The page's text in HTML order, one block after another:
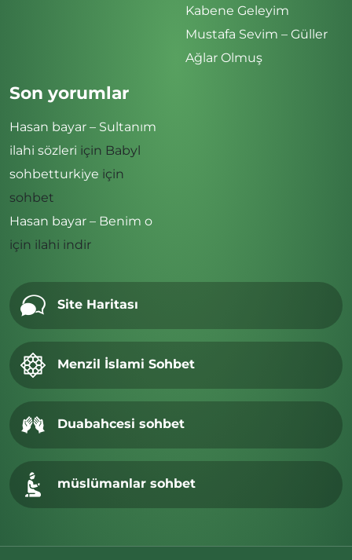
Kabene Geleyim
Mustafa Sevim – Güller
Ağlar Olmuş
Son yorumlar
Hasan bayar – Sultanım
ilahi sözleri için Babyl
sohbetturkiye için
sohbet
Hasan bayar – Benim o
için ilahi indir
Site Haritası
Menzil İslami Sohbet
Duabahcesi sohbet
müslümanlar sohbet